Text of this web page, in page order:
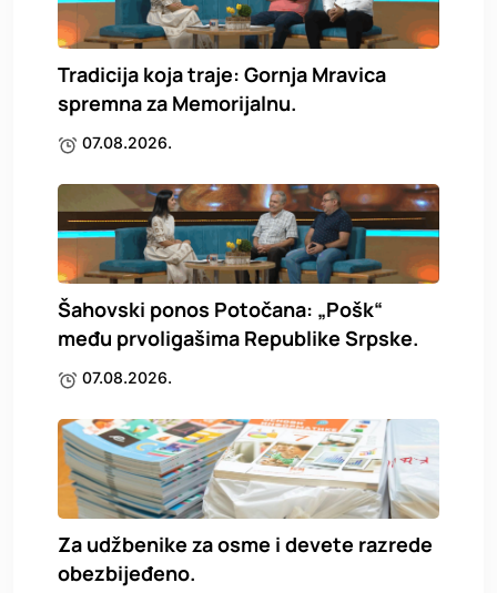
Tradicija koja traje: Gornja Mravica
spremna za Memorijalnu.
07.08.2026.
Šahovski ponos Potočana: „Pošk“
među prvoligašima Republike Srpske.
07.08.2026.
Za udžbenike za osme i devete razrede
obezbijeđeno.